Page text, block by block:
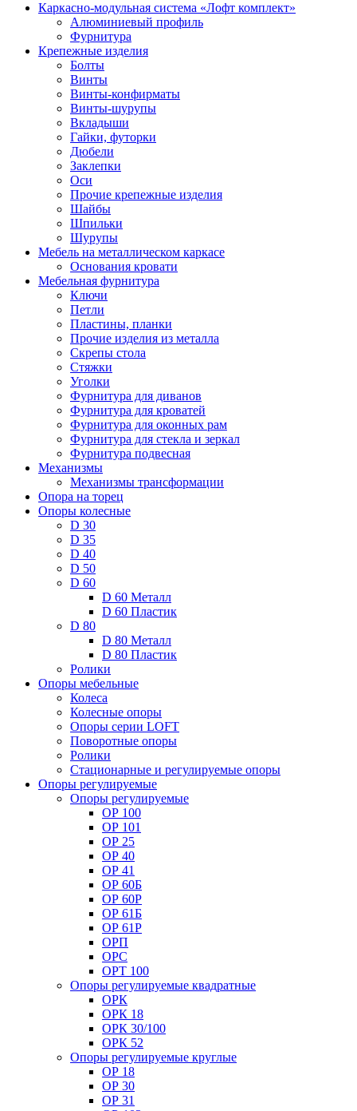
Каркасно-модульная система «Лофт комплект»
Алюминиевый профиль
Фурнитура
Крепежные изделия
Болты
Винты
Винты-конфирматы
Винты-шурупы
Вкладыши
Гайки, футорки
Дюбели
Заклепки
Оси
Прочие крепежные изделия
Шайбы
Шпильки
Шурупы
Мебель на металлическом каркасе
Основания кровати
Мебельная фурнитура
Ключи
Петли
Пластины, планки
Прочие изделия из металла
Скрепы стола
Стяжки
Уголки
Фурнитура для диванов
Фурнитура для кроватей
Фурнитура для оконных рам
Фурнитура для стекла и зеркал
Фурнитура подвесная
Механизмы
Механизмы трансформации
Опора на торец
Опоры колесные
D 30
D 35
D 40
D 50
D 60
D 60 Металл
D 60 Пластик
D 80
D 80 Металл
D 80 Пластик
Ролики
Опоры мебельные
Колеса
Колесные опоры
Опоры серии LOFT
Поворотные опоры
Ролики
Стационарные и регулируемые опоры
Опоры регулируемые
Опоры регулируемые
ОР 100
ОР 101
ОР 25
ОР 40
ОР 41
ОР 60Б
ОР 60Р
ОР 61Б
ОР 61Р
ОРП
ОРС
ОРТ 100
Опоры регулируемые квадратные
ОРК
ОРК 18
ОРК 30/100
ОРК 52
Опоры регулируемые круглые
ОР 18
ОР 30
ОР 31